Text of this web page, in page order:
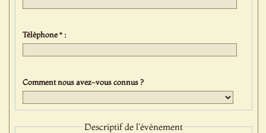
Téléphone * :
Comment nous avez-vous connus ?
Descriptif de l'événement